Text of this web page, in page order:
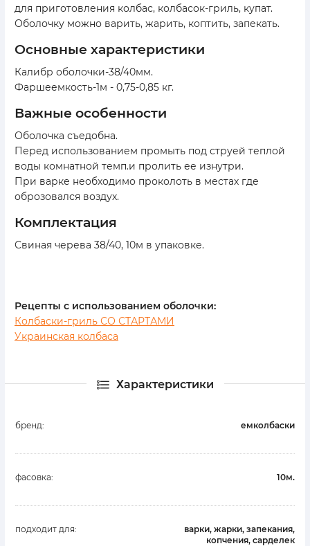
для приготовления колбас, колбасок-гриль, купат.
Оболочку можно варить, жарить, коптить, запекать.
основные характеристики
Калибр оболочки-38/40мм.
Фаршеемкость-1м - 0,75-0,85 кг.
важные особенности
Оболочка съедобна.
Перед использованием промыть под струей теплой
воды комнатной темп.и пролить ее изнутри.
При варке необходимо проколоть в местах где
оброзовался воздух.
комплектация
Свиная черева 38/40, 10м в упаковке.
Рецепты с использованием оболочки:
Колбаски-гриль СО СТАРТАМИ
Украинская колбаса
Характеристики
бренд: емколбаски
фасовка: 10м.
подходит для:
варки, жарки, запекания,
копчения, сарделек